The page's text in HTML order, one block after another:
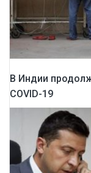
В Индии
COVID-19